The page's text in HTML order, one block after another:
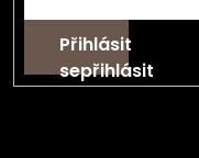
Přihlásit
se